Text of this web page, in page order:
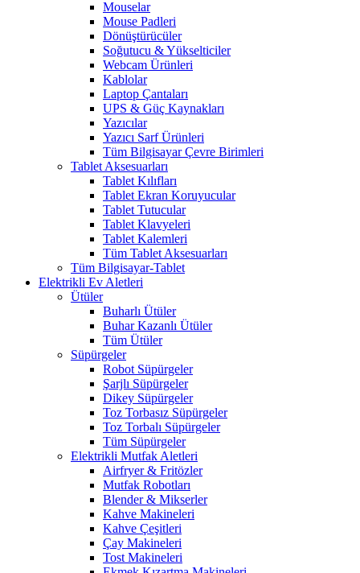
Mouselar
Mouse Padleri
Dönüştürücüler
Soğutucu & Yükselticiler
Webcam Ürünleri
Kablolar
Laptop Çantaları
UPS & Güç Kaynakları
Yazıcılar
Yazıcı Sarf Ürünleri
Tüm Bilgisayar Çevre Birimleri
Tablet Aksesuarları
Tablet Kılıfları
Tablet Ekran Koruyucular
Tablet Tutucular
Tablet Klavyeleri
Tablet Kalemleri
Tüm Tablet Aksesuarları
Tüm Bilgisayar-Tablet
Elektrikli Ev Aletleri
Ütüler
Buharlı Ütüler
Buhar Kazanlı Ütüler
Tüm Ütüler
Süpürgeler
Robot Süpürgeler
Şarjlı Süpürgeler
Dikey Süpürgeler
Toz Torbasız Süpürgeler
Toz Torbalı Süpürgeler
Tüm Süpürgeler
Elektrikli Mutfak Aletleri
Airfryer & Fritözler
Mutfak Robotları
Blender & Mikserler
Kahve Makineleri
Kahve Çeşitleri
Çay Makineleri
Tost Makineleri